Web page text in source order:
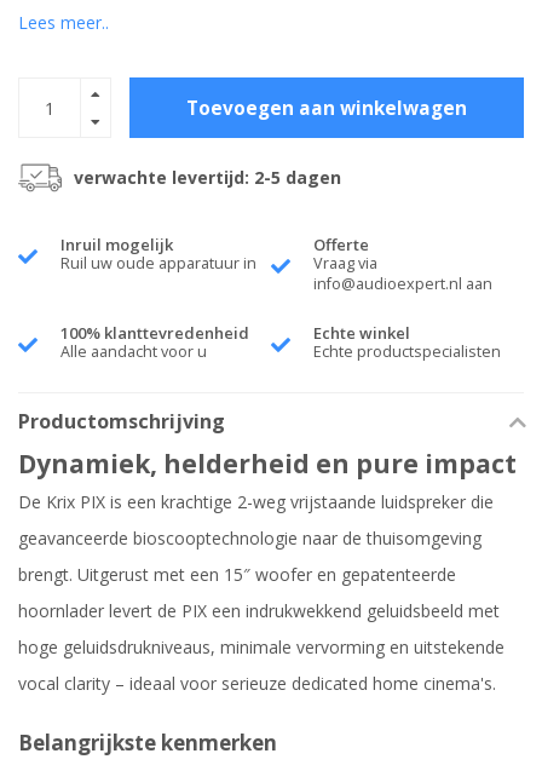
Lees meer..
Toevoegen aan winkelwagen
verwachte levertijd: 2-5 dagen
Inruil mogelijk
Ruil uw oude apparatuur in
Offerte
Vraag via
info@audioexpert.nl aan
100% klanttevredenheid
Alle aandacht voor u
Echte winkel
Echte productspecialisten
Productomschrijving
Dynamiek, helderheid en pure impact
De Krix PIX is een krachtige 2-weg vrijstaande luidspreker die
geavanceerde bioscooptechnologie naar de thuisomgeving
brengt. Uitgerust met een 15″ woofer en gepatenteerde
hoornlader levert de PIX een indrukwekkend geluidsbeeld met
hoge geluidsdrukniveaus, minimale vervorming en uitstekende
vocal clarity – ideaal voor serieuze dedicated home cinema's.
Belangrijkste kenmerken